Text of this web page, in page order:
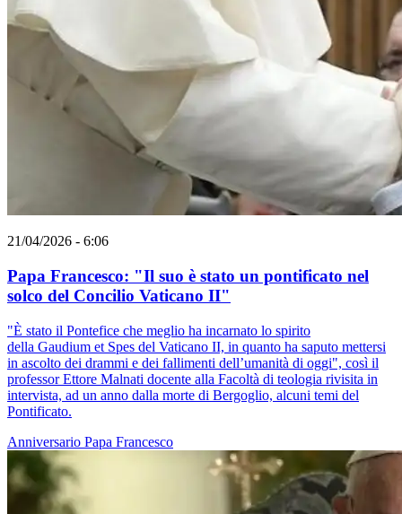
21/04/2026 - 6:06
Papa Francesco: "Il suo è stato un pontificato nel
solco del Concilio Vaticano II"
"È stato il Pontefice che meglio ha incarnato lo spirito
della Gaudium et Spes del Vaticano II, in quanto ha saputo mettersi
in ascolto dei drammi e dei fallimenti dell’umanità di oggi", così il
professor Ettore Malnati docente alla Facoltà di teologia rivisita in
intervista, ad un anno dalla morte di Bergoglio, alcuni temi del
Pontificato.
Anniversario Papa Francesco